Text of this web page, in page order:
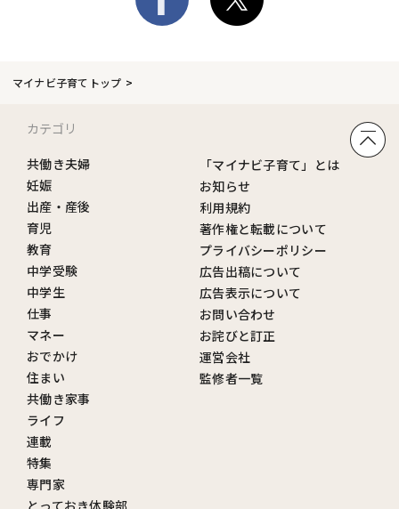
マイナビ子育てトップ
カテゴリ
共働き夫婦
妊娠
出産・産後
育児
教育
中学受験
中学生
仕事
マネー
おでかけ
住まい
共働き家事
ライフ
連載
特集
専門家
とっておき体験部
「マイナビ子育て」とは
お知らせ
利用規約
著作権と転載について
プライバシーポリシー
広告出稿について
広告表示について
お問い合わせ
お詫びと訂正
運営会社
監修者一覧